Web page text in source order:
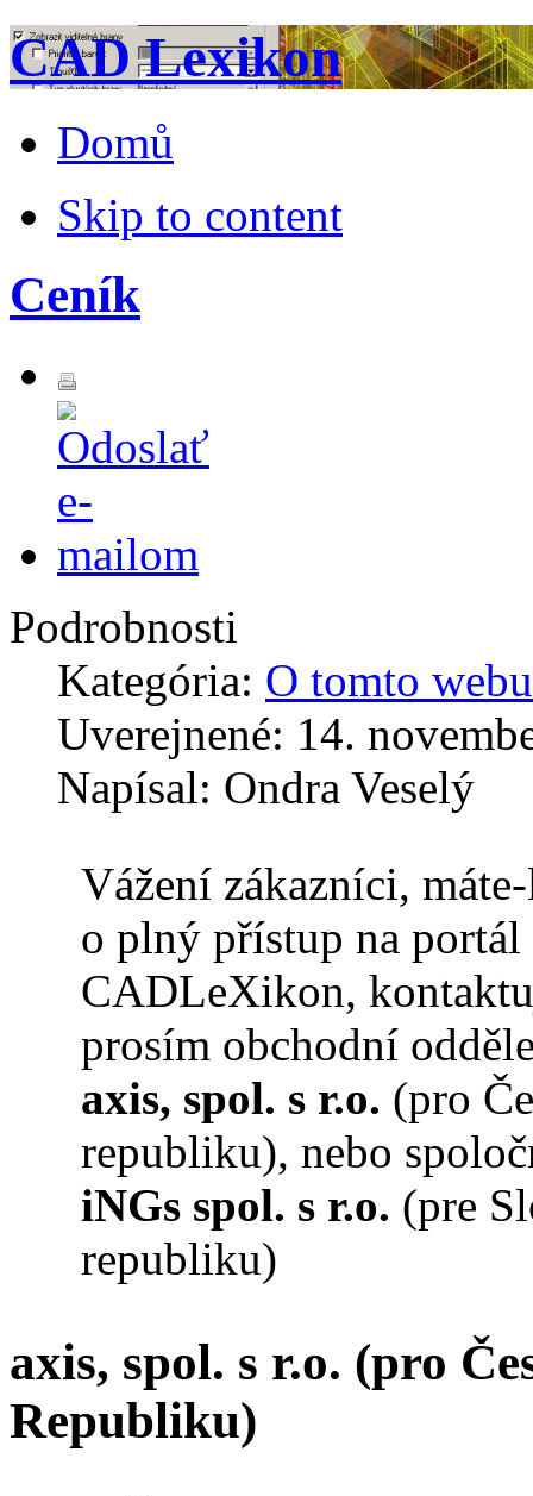
CAD Lexikon
Domů
Skip to content
Ceník
Podrobnosti
Kategória: O tomto webu
Uverejnené: 14.
Napísal: Ondra Veselý
Vážení zákazníci,
o plný přístup na portál
CADLeXikon,
prosím obchodní
axis, spol. s r.o. (pro
republiku), nebo
iNGs spol. s r.o. (pre
republiku)
axis, spol. s r.o. (pro
Republiku)